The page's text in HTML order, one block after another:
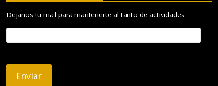
Dejanos tu mail para mantenerte al tanto de actividades